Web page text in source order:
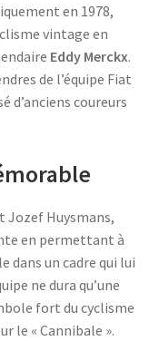
en 1978,
vintage en
Eddy Merckx.
de l’équipe Fiat
d’anciens coureurs
Jozef Huysmans,
en permettant à
dans un cadre qui lui
ne dura qu’une
fort du cyclisme
le « Cannibale ».